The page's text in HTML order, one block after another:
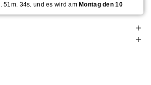
51m. 33s. und es wird amMontag den 10